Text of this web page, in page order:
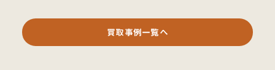
買取事例一覧へ